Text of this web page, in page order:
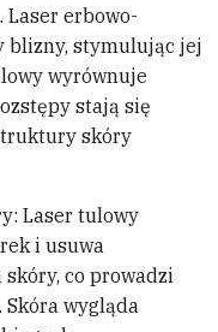
erbowo-
blizny, stymulując jej
wyrównuje
stają się
skóry
Laser tulowy
i usuwa
co prowadzi
wygląda